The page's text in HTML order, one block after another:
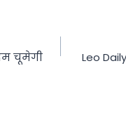
चूमेगी Leo